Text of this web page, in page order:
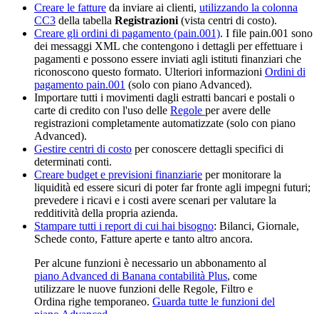
Creare le fatture da inviare ai clienti, utilizzando la colonna
CC3 della tabella Registrazioni (vista centri di costo).
Creare gli ordini di pagamento (pain.001). I file pain.001 sono
dei messaggi XML che contengono i dettagli per effettuare i
pagamenti e possono essere inviati agli istituti finanziari che
riconoscono questo formato. Ulteriori informazioni Ordini di
pagamento pain.001 (solo con piano Advanced).
Importare tutti i movimenti dagli estratti bancari e postali o
carte di credito con l'uso delle Regole per avere delle
registrazioni completamente automatizzate (solo con piano
Advanced).
Gestire centri di costo per conoscere dettagli specifici di
determinati conti.
Creare budget e previsioni finanziarie per monitorare la
liquidità ed essere sicuri di poter far fronte agli impegni futuri;
prevedere i ricavi e i costi avere scenari per valutare la
redditività della propria azienda.
Stampare tutti i report di cui hai bisogno: Bilanci, Giornale,
Schede conto, Fatture aperte e tanto altro ancora.
Per alcune funzioni è necessario un abbonamento al
piano Advanced di Banana contabilità Plus, come
utilizzare le nuove funzioni delle Regole, Filtro e
Ordina righe temporaneo. Guarda tutte le funzioni del